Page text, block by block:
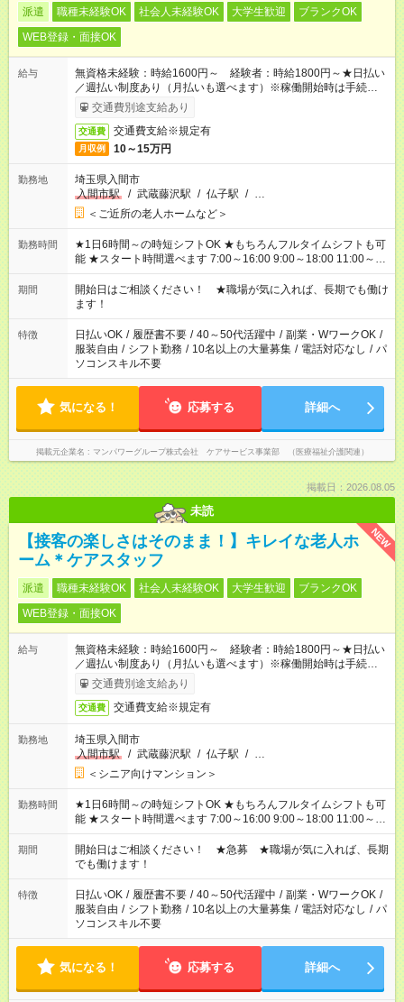
派遣 職種未経験OK 社会人未経験OK 大学生歓迎
ブランクOK
WEB登録・面接OK
給与
無資格未経験：時給1600円～ 経験者：時給1800円～★日払い
／週払い制度あり（月払いも選べます）※稼働開始時は手続き完
了次第のお支払いとなります。
交通費別途支給あり
交通費 交通費支給※規定有
月収例 10～15万円
勤務地
埼玉県入間市
入間市駅
/ 武蔵藤沢駅 / 仏子駅 / …
＜ご近所の老人ホームなど＞
勤務時間
★1日6時間～の時短シフトOK ★もちろんフルタイムシフトも可
能 ★スタート時間選べます 7:00～16:00 9:00～18:00 11:00～
20:00 など 残業なし！ ※Wワークの場合、他のお仕事と合わせ
週40時間超の就業はご案内できません ※法令に基づき、週20時
間以上勤務は社会保険への加入対象となります ※労働者派遣法
（日雇い派遣の原則禁止）により、短時間・短期間の就業はご
案内が難しい場合があります
期間
開始日はご相談ください！ ★職場が気に入れば、長期でも働け
ます！
特徴 日払いOK / 履歴書不要 / 40～50代活躍中 / 副業・WワークOK /
服装自由 / シフト勤務 / 10名以上の大量募集 / 電話対応なし / パ
ソコンスキル不要
気になる！ 応募する 詳細へ
掲載元企業名 マンパワーグループ株式会社 ケアサービス事業部 （医療福祉介護関連）
掲載日：2026.08.05
未読
NEW
【接客の楽しさはそのまま！】キレイな老人ホ
ーム＊ケアスタッフ
派遣 職種未経験OK 社会人未経験OK 大学生歓迎
ブランクOK
WEB登録・面接OK
給与
無資格未経験：時給1600円～ 経験者：時給1800円～★日払い
／週払い制度あり（月払いも選べます）※稼働開始時は手続き完
了次第のお支払いとなります。
交通費別途支給あり
交通費 交通費支給※規定有
勤務地
埼玉県入間市
入間市駅
/ 武蔵藤沢駅 / 仏子駅 / …
＜シニア向けマンション＞
勤務時間
★1日6時間～の時短シフトOK ★もちろんフルタイムシフトも可
能 ★スタート時間選べます 7:00～16:00 9:00～18:00 11:00～
20:00 など 残業なし！ ※Wワークの場合、他のお仕事と合わせ
週40時間超の就業はご案内できません ※法令に基づき、週20時
間以上勤務は社会保険への加入対象となります ※労働者派遣法
（日雇い派遣の原則禁止）により、短時間・短期間の就業はご
案内が難しい場合があります
期間
開始日はご相談ください！ ★急募 ★職場が気に入れば、長期
でも働けます！
特徴 日払いOK / 履歴書不要 / 40～50代活躍中 / 副業・WワークOK /
服装自由 / シフト勤務 / 10名以上の大量募集 / 電話対応なし / パ
ソコンスキル不要
気になる！ 応募する 詳細へ